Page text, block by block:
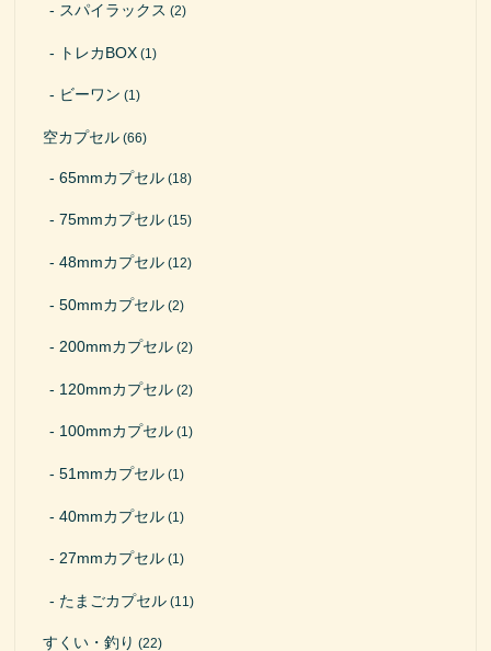
スパイラックス (2)
トレカBOX (1)
ビーワン (1)
空カプセル (66)
65mmカプセル (18)
75mmカプセル (15)
48mmカプセル (12)
50mmカプセル (2)
200mmカプセル (2)
120mmカプセル (2)
100mmカプセル (1)
51mmカプセル (1)
40mmカプセル (1)
27mmカプセル (1)
たまごカプセル (11)
すくい・釣り (22)